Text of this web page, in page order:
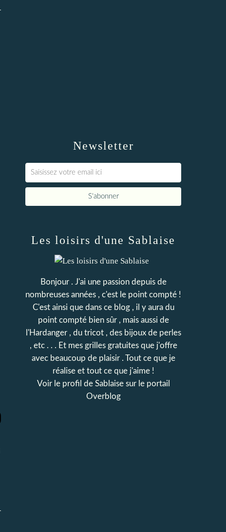
Newsletter
Les loisirs d'une Sablaise
Bonjour . J'ai une passion depuis de
nombreuses années , c'est le point compté !
C'est ainsi que dans ce blog , il y aura du
point compté bien sûr , mais aussi de
l'Hardanger , du tricot , des bijoux de perles
, etc . . . Et mes grilles gratuites que j'offre
avec beaucoup de plaisir . Tout ce que je
réalise et tout ce que j'aime !
Voir le profil de Sablaisesur le portail
Overblog